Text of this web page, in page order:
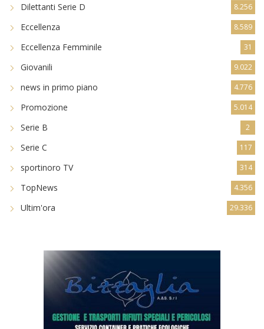
Dilettanti Serie D 8.256
Eccellenza 8.589
Eccellenza Femminile 31
Giovanili 9.022
news in primo piano 4.776
Promozione 5.014
Serie B 2
Serie C 117
sportinoro TV 314
TopNews 4.356
Ultim'ora 29.336